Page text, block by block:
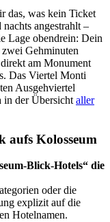
das, was kein Ticket
angestrahlt –
Lage obendrein: Dein
Gehminuten
am Monument
Das Viertel Monti
Ausgehviertel
in der Übersicht aller
aufs Kolosseum
Blick-Hotels“ die
oder die
explizit auf die
Hotelnamen.